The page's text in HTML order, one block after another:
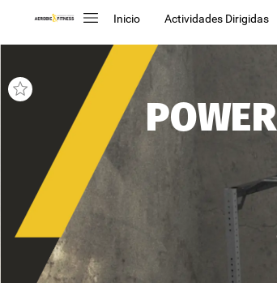
Inicio Actividades Dirigidas
POWER